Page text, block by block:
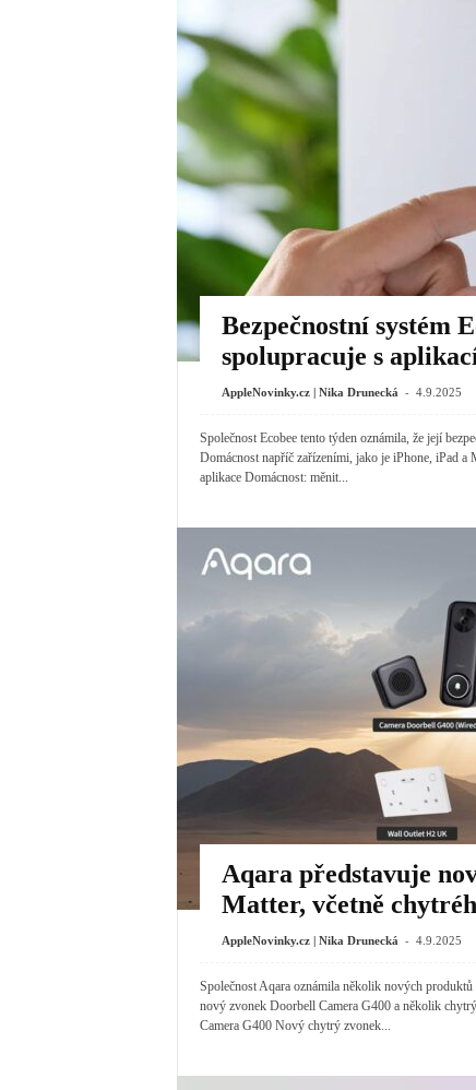
Bezpečnostní systém
spolupracuje s
AppleNovinky.cz | Nika Drunecká - 4.9.2025
Společnost Ecobee tento týden oznámila, že její
Domácnost napříč zařízeními, jako je iPhone, iPad
aplikace Domácnost: měnit...
Aqara představuje
Matter, včetně
AppleNovinky.cz | Nika Drunecká - 4.9.2025
Společnost Aqara oznámila několik nových
nový zvonek Doorbell Camera G400 a několik
Camera G400 Nový chytrý zvonek...